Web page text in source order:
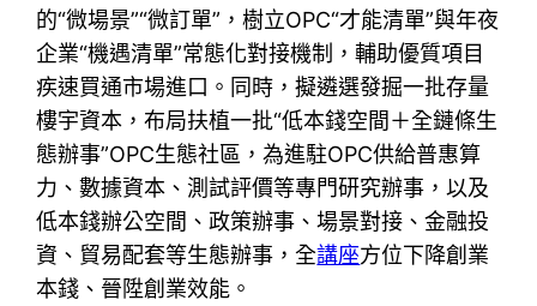
的“微場景”“微訂單”，樹立OPC“才能清單”與年夜
企業“機遇清單”常態化對接機制，輔助優質項目
疾速買通市場進口。同時，擬遴選發掘一批存量
樓宇資本，布局扶植一批“低本錢空間＋全鏈條生
態辦事”OPC生態社區，為進駐OPC供給普惠算
力、數據資本、測試評價等專門研究辦事，以及
低本錢辦公空間、政策辦事、場景對接、金融投
資、貿易配套等生態辦事，全講座方位下降創業
本錢、晉陞創業效能。